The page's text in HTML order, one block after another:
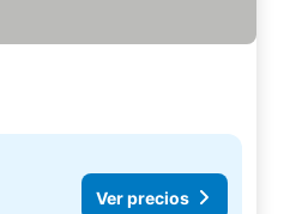
Ver precios